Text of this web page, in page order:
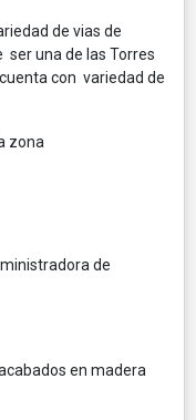
de vias de
ser una de las Torres
con variedad de
zona
de
en madera